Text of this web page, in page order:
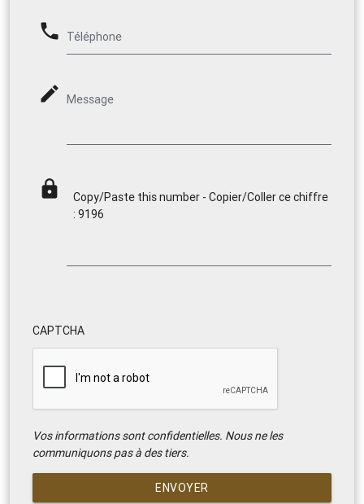
phone Téléphone
mode_edit Message
lock
Copy/Paste this number - Copier/Coller ce chiffre
: 9196
CAPTCHA
Vos informations sont confidentielles. Nous ne les
communiquons pas à des tiers.
ENVOYER